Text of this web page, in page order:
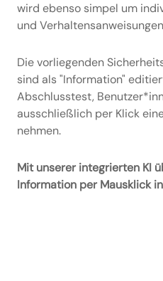
wird ebenso simpel um
und
Die vorliegenden
sind als "Information"
Abschlusstest,
ausschließlich per Klick
nehmen.
Mit unserer integrierten KI
Information per Mausklick